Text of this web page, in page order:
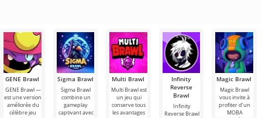
GENE Brawl
GENE Brawl —
est une version
améliorée du
célèbre jeu
Sigma Brawl
Sigma Brawl
combine un
gameplay
captivant avec
Multi Brawl
Multi Brawl est
un jeu qui
conserve tous
les avantages
Infinity
Reverse
Brawl
Infinity
Reverse Brawl
Magic Brawl
Magic Brawl
vous invite à
profiter d’un
MOBA